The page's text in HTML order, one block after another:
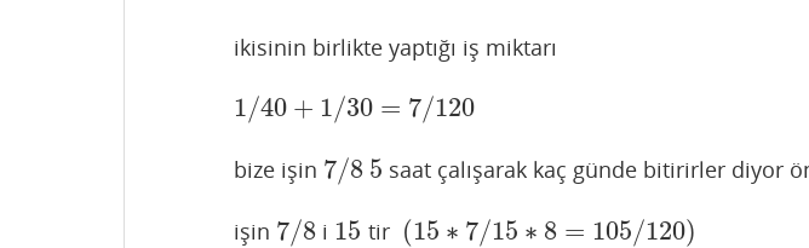
ikisinin birlikte yaptığı iş miktarı
1/40 + 1/30 = 7/120
1/40+ 1/30=7/120
bize işin 7/8
7/8 5
5 saat çalışarak kaç günde bitirirler diyor
işin 7/8
7/8 i 15
15 tir (15 ∗ 7/15 ∗ 8 = 105/120)
(15∗7 /15∗8 = 105/120)